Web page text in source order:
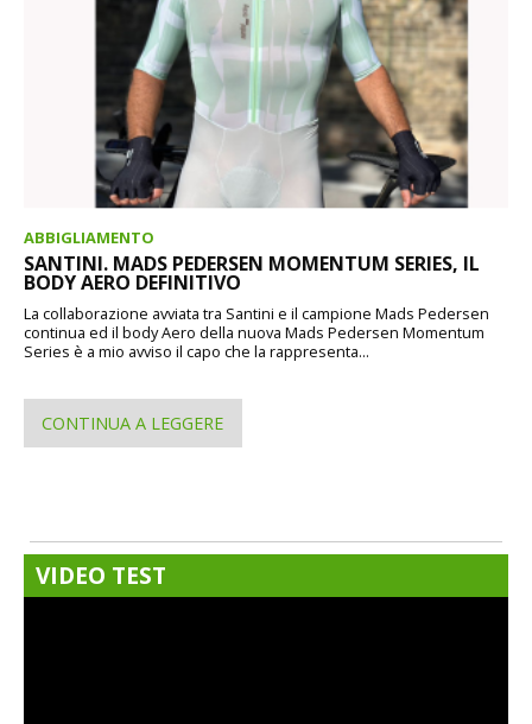
ABBIGLIAMENTO
SANTINI. MADS PEDERSEN MOMENTUM SERIES, IL
BODY AERO DEFINITIVO
La collaborazione avviata tra Santini e il campione Mads Pedersen
continua ed il body Aero della nuova Mads Pedersen Momentum
Series è a mio avviso il capo che la rappresenta...
CONTINUA A LEGGERE
VIDEO TEST